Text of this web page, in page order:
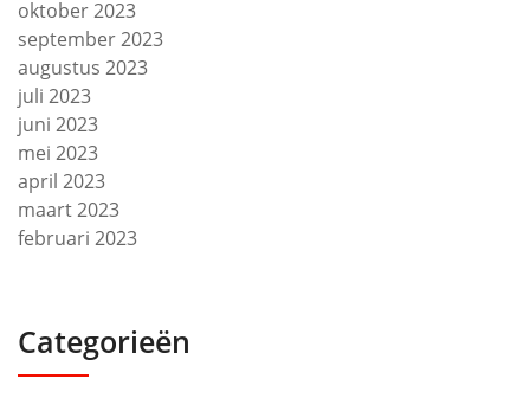
oktober 2023
september 2023
augustus 2023
juli 2023
juni 2023
mei 2023
april 2023
maart 2023
februari 2023
Categorieën